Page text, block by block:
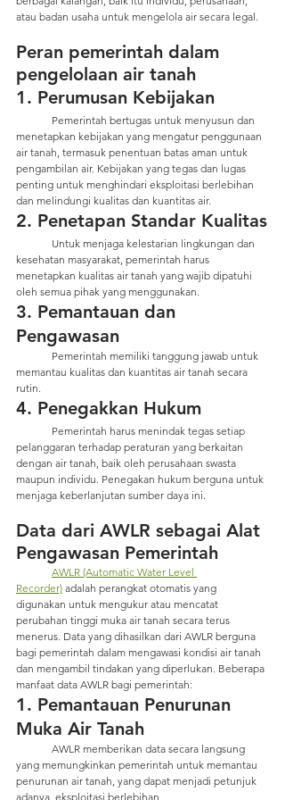
atau badan usaha untuk mengelola air secara legal.
Peran pemerintah dalam
pengelolaan air tanah
1. Perumusan Kebijakan
menetapkan kebijakan yang mengatur penggunaan
air tanah, termasuk penentuan batas aman untuk
pengambilan air. Kebijakan yang tegas dan lugas
penting untuk menghindari eksploitasi berlebihan
dan melindungi kualitas dan kuantitas air.
2. Penetapan Standar Kualitas
kesehatan masyarakat, pemerintah harus
menetapkan kualitas air tanah yang wajib dipatuhi
oleh semua pihak yang menggunakan.
3. Pemantauan dan
Pengawasan
memantau kualitas dan kuantitas air tanah secara
rutin.
4. Penegakkan Hukum
pelanggaran terhadap peraturan yang berkaitan
dengan air tanah, baik oleh perusahaan swasta
maupun individu. Penegakan hukum berguna untuk
menjaga keberlanjutan sumber daya ini.
Data dari AWLR sebagai Alat
Pengawasan Pemerintah
AWLR (Automatic Water Level
Recorder) adalah perangkat otomatis yang
digunakan untuk mengukur atau mencatat
perubahan tinggi muka air tanah secara terus
menerus. Data yang dihasilkan dari AWLR berguna
bagi pemerintah dalam mengawasi kondisi air tanah
dan mengambil tindakan yang diperlukan. Beberapa
manfaat data AWLR bagi pemerintah:
1. Pemantauan Penurunan
Muka Air Tanah
yang memungkinkan pemerintah untuk memantau
penurunan air tanah, yang dapat menjadi petunjuk
adanya  eksploitasi berlebihan.